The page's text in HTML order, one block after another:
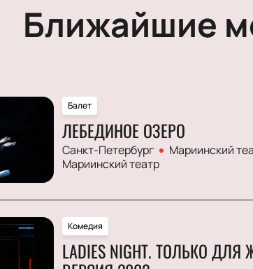
Ближайшие
Балет
ЛЕБЕДИНОЕ ОЗЕРО
Санкт-Петербург
Мариинский
Мариинский театр
Комедия
LADIES NIGHT. ТОЛЬКО